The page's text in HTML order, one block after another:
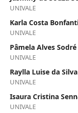
UNIVALE
Karla Costa
UNIVALE
Pâmela Alves Sodré
UNIVALE
Raylla Luise da
UNIVALE
Isaura Cristina
UNIVALE